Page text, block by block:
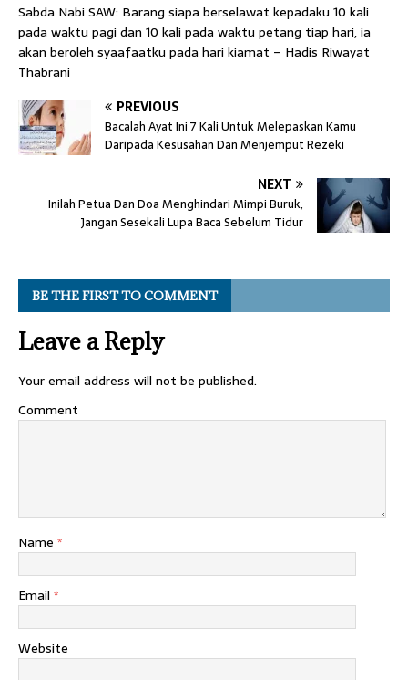
Sabda Nabi SAW: Barang siapa berselawat kepadaku 10 kali
pada waktu pagi dan 10 kali pada waktu petang tiap hari, ia
akan beroleh syaafaatku pada hari kiamat – Hadis Riwayat
Thabrani
PREVIOUS
Bacalah Ayat Ini 7 Kali Untuk Melepaskan Kamu
Daripada Kesusahan Dan Menjemput Rezeki
NEXT
Inilah Petua Dan Doa Menghindari Mimpi Buruk,
Jangan Sesekali Lupa Baca Sebelum Tidur
BE THE FIRST TO COMMENT
Leave a Reply
Your email address will not be published.
Comment
Name *
Email *
Website